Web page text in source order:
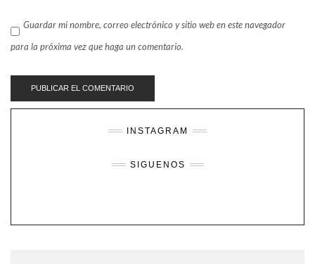
Guardar mi nombre, correo electrónico y sitio web en este navegador
para la próxima vez que haga un comentario.
INSTAGRAM
SIGUENOS